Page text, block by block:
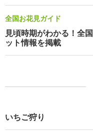
全国お花見ガイド
見頃時期がわかる！全
ット情報を掲載
いちご狩り